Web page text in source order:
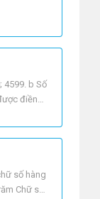
4599. b Số
điền
số hàng
Chữ số